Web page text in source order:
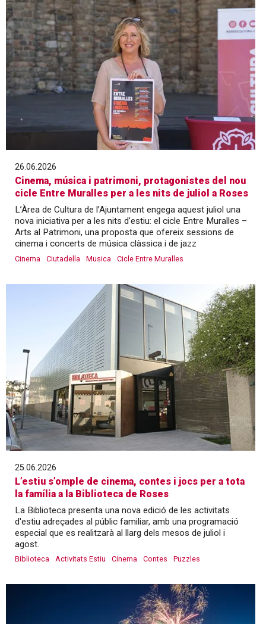
26.06.2026
Cinema, música i patrimoni, protagonistes del nou
cicle Entre Muralles per a les nits de juliol a Roses
L’Àrea de Cultura de l’Ajuntament engega aquest juliol una
nova iniciativa per a les nits d’estiu: el cicle Entre Muralles –
Arts al Patrimoni, una proposta que ofereix sessions de
cinema i concerts de música clàssica i de jazz
Cinema Ciutadella Musica Cicle Entre Muralles
25.06.2026
L’estiu s’omple de cinema, contes i jocs per a tota
la família a la Biblioteca de Roses
La Biblioteca presenta una nova edició de les activitats
d'estiu adreçades al públic familiar, amb una programació
especial que es realitzarà al llarg dels mesos de juliol i
agost.
Biblioteca Activitats Estiu Cinema Contes Puzzles